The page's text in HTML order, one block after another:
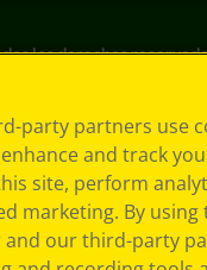
los derechos
party partners use
and track
site, perform
marketing. By using
and our third-party